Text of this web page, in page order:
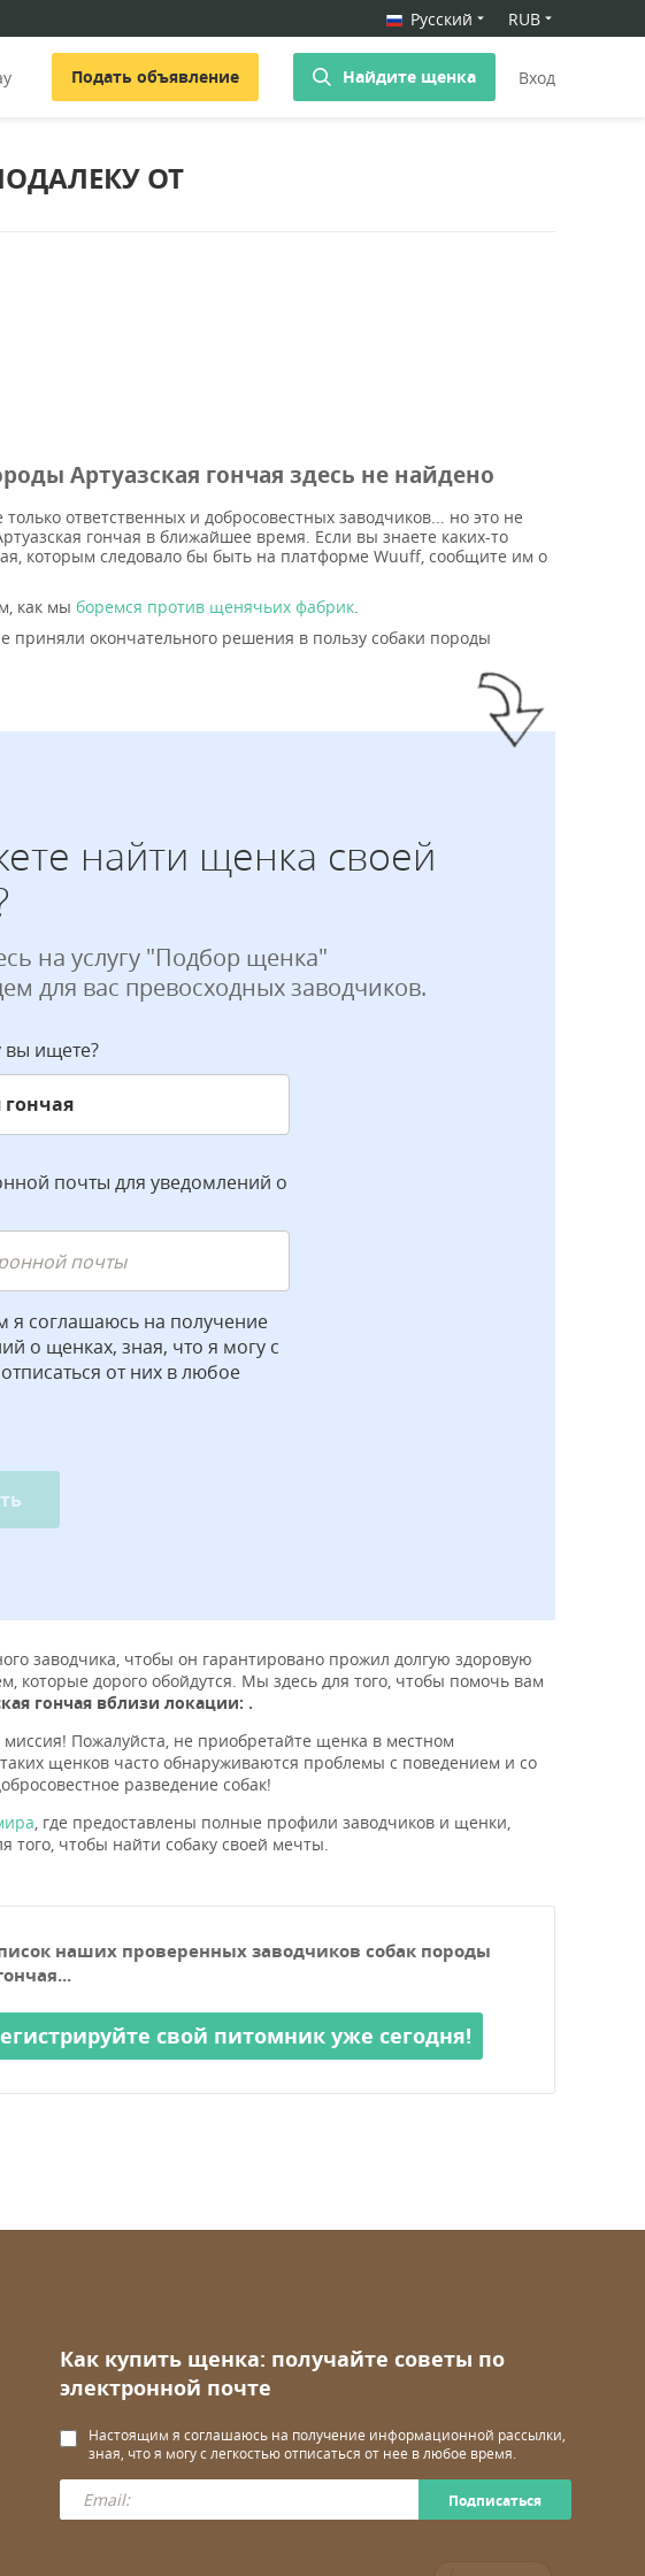
Русский RUB
Подать объявление Найдите щенка Вход
ОТ
Артуазская гончая здесь не найдено
ответственных и добросовестных заводчиков... но это не
гончая в ближайшее время. Если вы знаете каких-то
которым следовало бы быть на платформе Wuuff, сообщите им о
как мы боремся против щенячьих фабрик.
приняли окончательного решения в пользу собаки породы
найти щенка своей
на услугу "Подбор щенка"
для вас превосходных заводчиков.
вы ищете?
почты для уведомлений о
я соглашаюсь на получение
о щенках, зная, что я могу с
от них в любое
заводчика, чтобы он гарантировано прожил долгую здоровую
которые дорого обойдутся. Мы здесь для того, чтобы помочь вам
гончая вблизи локации: .
Пожалуйста, не приобретайте щенка в местном
щенков часто обнаруживаются проблемы с поведением и со
разведение собак!
, где предоставлены полные профили заводчиков и щенки,
чтобы найти собаку своей мечты.
наших проверенных заводчиков собак породы
свой питомник уже сегодня!
Как купить щенка: получайте советы по
электронной почте
Настоящим я соглашаюсь на получение информационной рассылки,
зная, что я могу с легкостью отписаться от нее в любое время.
Подписаться